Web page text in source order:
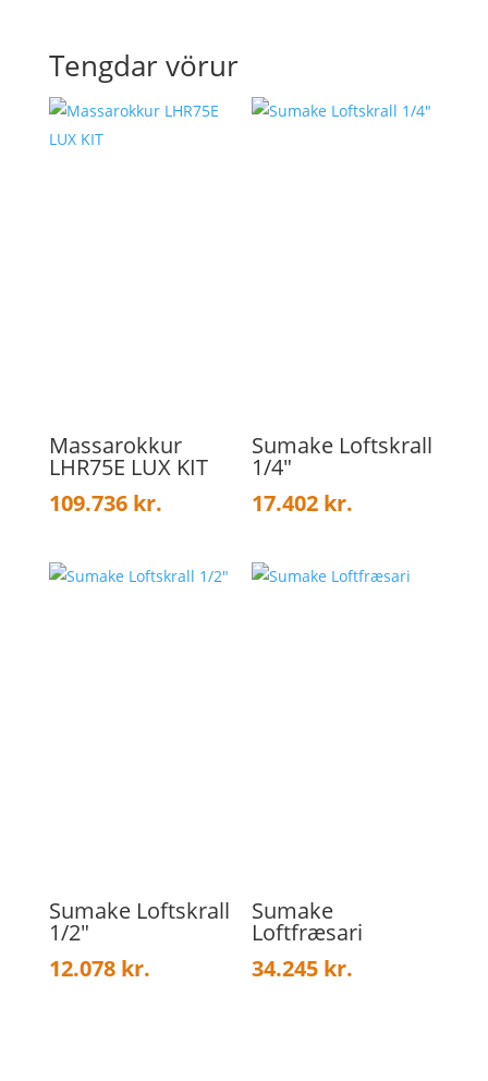
Tengdar vörur
Massarokkur
LHR75E LUX KIT
109.736 kr.
Sumake Loftskrall
1/4″
17.402 kr.
Sumake Loftskrall
1/2″
12.078 kr.
Sumake
Loftfræsari
34.245 kr.